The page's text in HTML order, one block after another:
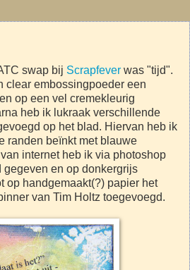
swap bij Scrapfever was "tijd".
clear embossingpoeder een
op een vel cremekleurig
heb ik lukraak verschillende
op het blad. Hiervan heb ik
randen beïnkt met blauwe
internet heb ik via photoshop
gegeven en op donkergrijs
op handgemaakt(?) papier het
van Tim Holtz toegevoegd.